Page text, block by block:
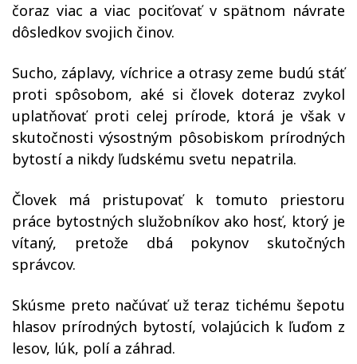
čoraz viac a viac pociťovať v spätnom návrate
dôsledkov svojich činov.
Sucho, záplavy, víchrice a otrasy zeme budú stáť
proti spôsobom, aké si človek doteraz zvykol
uplatňovať proti celej prírode, ktorá je však v
skutočnosti výsostným pôsobiskom prírodných
bytostí a nikdy ľudskému svetu nepatrila.
Človek má pristupovať k tomuto priestoru
práce bytostných služobníkov ako hosť, ktorý je
vítaný, pretože dbá pokynov skutočných
správcov.
Skúsme preto načúvať už teraz tichému šepotu
hlasov prírodných bytostí, volajúcich k ľuďom z
lesov, lúk, polí a záhrad.